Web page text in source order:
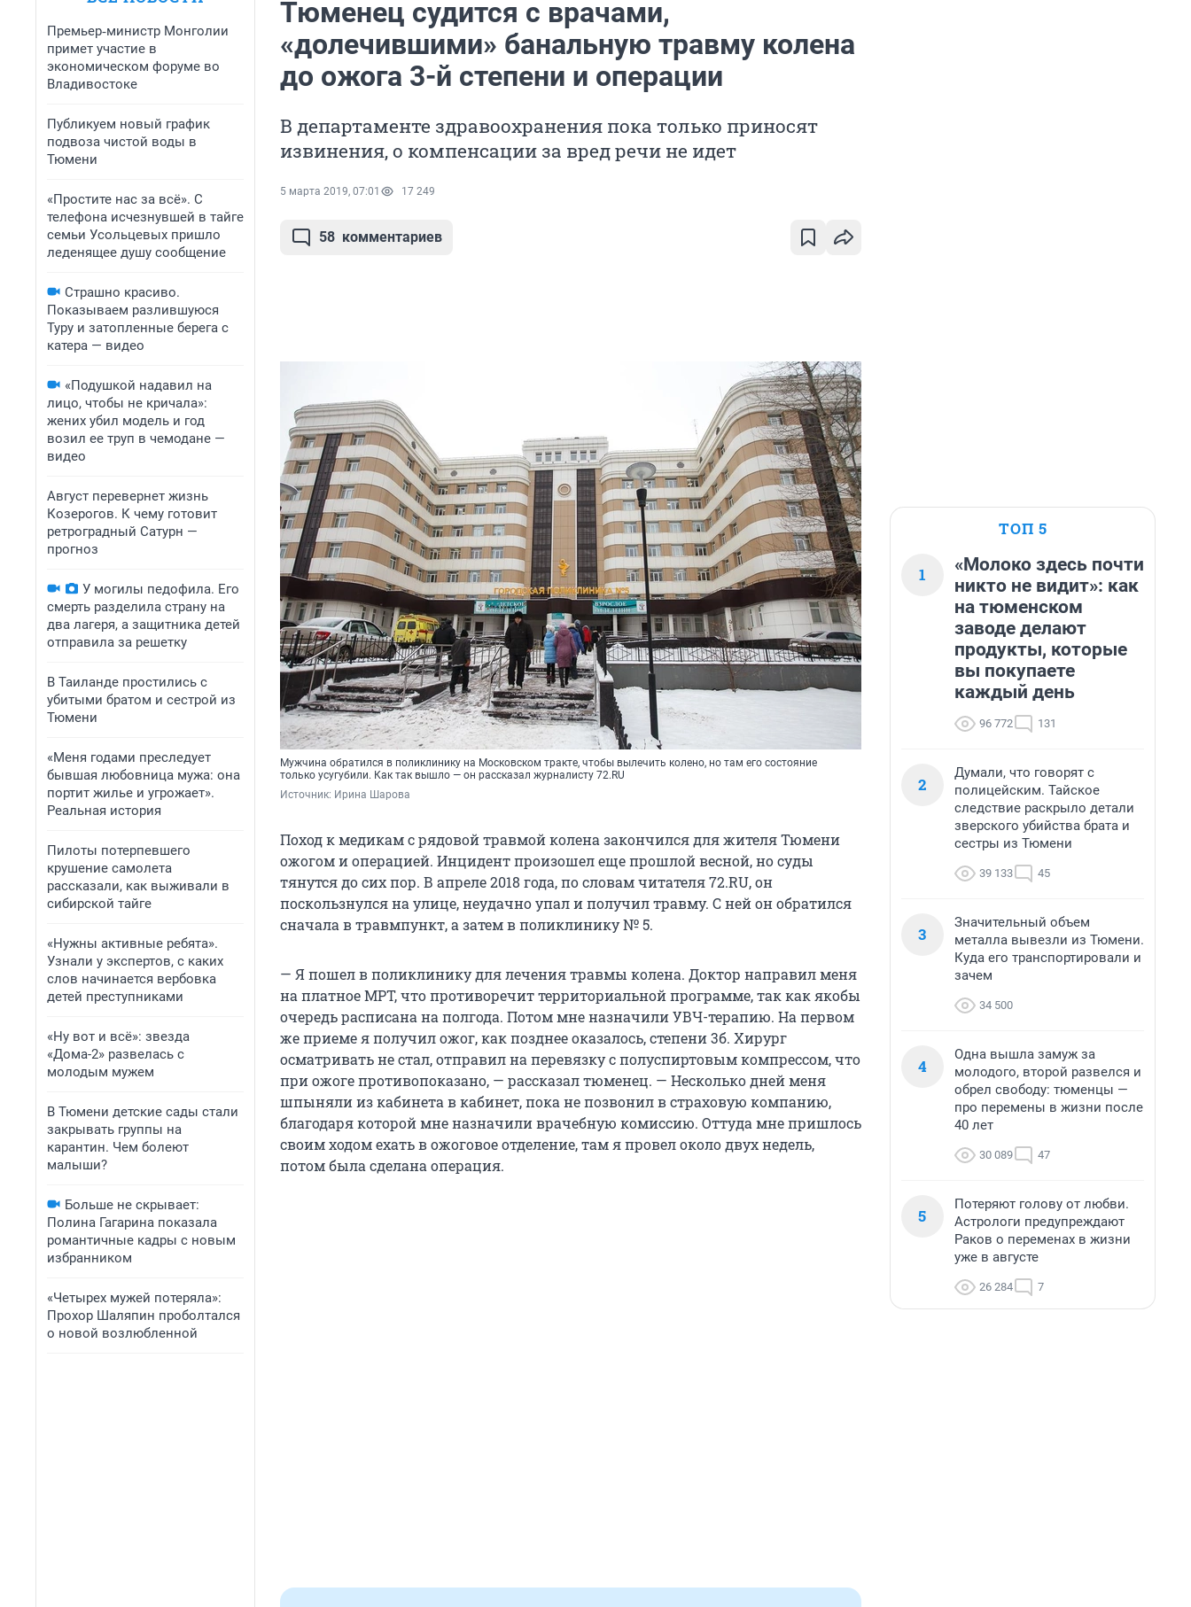
Премьер‑министр Монголии
примет участие в
экономическом форуме во
Владивостоке
Публикуем новый график
подвоза чистой воды в
Тюмени
«Простите нас за всё». С
телефона исчезнувшей в тайге
семьи Усольцевых пришло
леденящее душу сообщение
Страшно красиво.
Показываем разлившуюся
Туру и затопленные берега с
катера — видео
«Подушкой надавил на
лицо, чтобы не кричала»:
жених убил модель и год
возил ее труп в чемодане —
видео
Август перевернет жизнь
Козерогов. К чему готовит
ретроградный Сатурн —
прогноз
У могилы педофила. Его
смерть разделила страну на
два лагеря, а защитника детей
отправила за решетку
В Таиланде простились с
убитыми братом и сестрой из
Тюмени
«Меня годами преследует
бывшая любовница мужа: она
портит жилье и угрожает».
Реальная история
Пилоты потерпевшего
крушение самолета
рассказали, как выживали в
сибирской тайге
«Нужны активные ребята».
Узнали у экспертов, с каких
слов начинается вербовка
детей преступниками
«Ну вот и всё»: звезда
«Дома-2» развелась с
молодым мужем
В Тюмени детские сады стали
закрывать группы на
карантин. Чем болеют
малыши?
Больше не скрывает:
Полина Гагарина показала
романтичные кадры с новым
избранником
«Четырех мужей потеряла»:
Прохор Шаляпин проболтался
о новой возлюбленной
Тюменец судится с врачами,
«долечившими» банальную травму колена
до ожога 3-й степени и операции
В департаменте здравоохранения пока только приносят
извинения, о компенсации за вред речи не идет
5 марта 2019, 07:01 17 249
58 комментариев
Мужчина обратился в поликлинику на Московском тракте, чтобы вылечить колено, но там его состояние
только усугубили. Как так вышло — он рассказал журналисту 72.RU
Источник: Ирина Шарова
Поход к медикам с рядовой травмой колена закончился для жителя Тюмени
ожогом и операцией. Инцидент произошел еще прошлой весной, но суды
тянутся до сих пор. В апреле 2018 года, по словам читателя 72.RU, он
поскользнулся на улице, неудачно упал и получил травму. С ней он обратился
сначала в травмпункт, а затем в поликлинику № 5.
— Я пошел в поликлинику для лечения травмы колена. Доктор направил меня
на платное МРТ, что противоречит территориальной программе, так как якобы
очередь расписана на полгода. Потом мне назначили УВЧ-терапию. На первом
же приеме я получил ожог, как позднее оказалось, степени 3б. Хирург
осматривать не стал, отправил на перевязку с полуспиртовым компрессом, что
при ожоге противопоказано, — рассказал тюменец. — Несколько дней меня
шпыняли из кабинета в кабинет, пока не позвонил в страховую компанию,
благодаря которой мне назначили врачебную комиссию. Оттуда мне пришлось
своим ходом ехать в ожоговое отделение, там я провел около двух недель,
потом была сделана операция.
ТОП 5
1
«Молоко здесь почти
никто не видит»: как
на тюменском
заводе делают
продукты, которые
вы покупаете
каждый день
96 772 131
2
Думали, что говорят с
полицейским. Тайское
следствие раскрыло детали
зверского убийства брата и
сестры из Тюмени
39 133 45
3
Значительный объем
металла вывезли из Тюмени.
Куда его транспортировали и
зачем
34 500
4
Одна вышла замуж за
молодого, второй развелся и
обрел свободу: тюменцы —
про перемены в жизни после
40 лет
30 089 47
5
Потеряют голову от любви.
Астрологи предупреждают
Раков о переменах в жизни
уже в августе
26 284 7